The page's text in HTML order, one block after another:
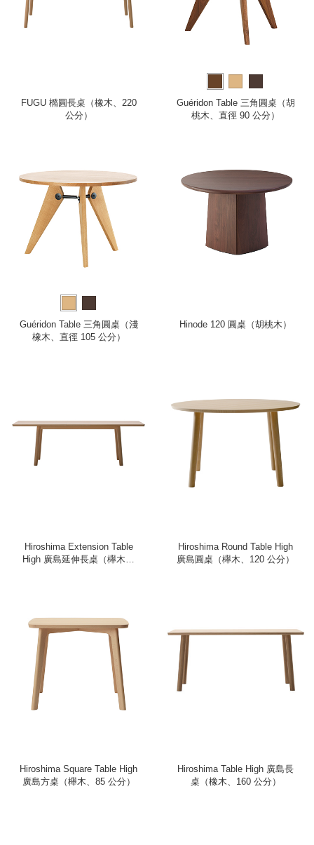
FUGU 橢圓長桌（橡木、220
公分）
Guéridon Table 三角圓桌（胡
桃木、直徑 90 公分）
Guéridon Table 三角圓桌（淺
橡木、直徑 105 公分）
Hinode 120 圓桌（胡桃木）
Hiroshima Extension Table
High 廣島延伸長桌（櫸木、
Hiroshima Round Table High
廣島圓桌（櫸木、120 公分）
Hiroshima Square Table High
廣島方桌（櫸木、85 公分）
Hiroshima Table High 廣島長
桌（橡木、160 公分）